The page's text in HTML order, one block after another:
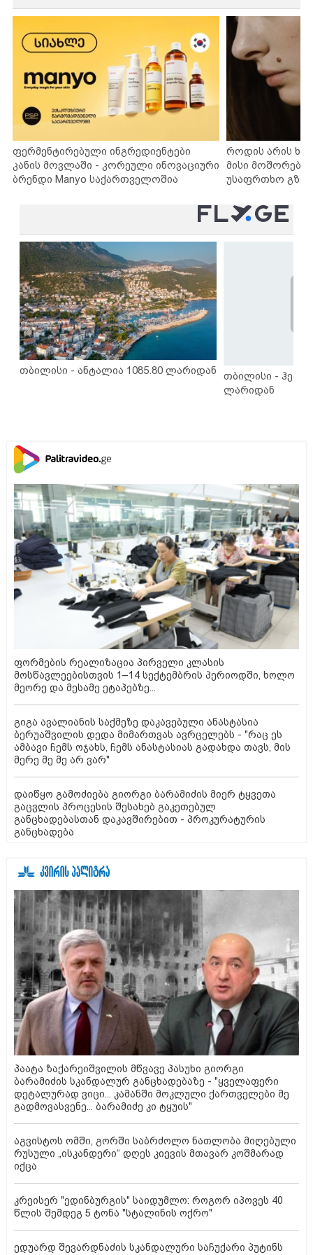
ფერმენტირებული ინგრედიენტები
კანის მოვლაში - კორეული ინოვაციური
ბრენდი Manyo საქართველოშია
როდის არის
მისი
უსაფრთხო
თბილისი - ანტალია 1085.80 ლარიდან
თბილისი -
ლარიდან
ფორმების რეალიზაცია პირველი კლასის
მოსწავლეებისთვის 1–14 სექტემბრის პერიოდში, ხოლო
მეორე და მესამე ეტაპებზე...
გიგა ავალიანის საქმეზე დაკავებული ანასტასია
ბერუაშვილის დედა მიმართვას ავრცელებს - "რაც ეს
ამბავი ჩემს ოჯახს, ჩემს ანასტასიას გადახდა თავს, მის
მერე მე მე არ ვარ"
დაიწყო გამოძიება გიორგი ბარამიძის მიერ ტყვეთა
გაცვლის პროცესის შესახებ გაკეთებულ
განცხადებასთან დაკავშირებით - პროკურატურის
განცხადება
პაატა ზაქარეიშვილის მწვავე პასუხი გიორგი
ბარამიძის სკანდალურ განცხადებაზე - "ყველაფერი
დეტალურად ვიცი... კამანში მოკლული ქართველები მე
გადმოვასვენე... ბარამიძე კი ტყუის"
აგვისტოს ომში, გორში საბრძოლო ნათლობა მიღებული
რუსული „ისკანდერი“ დღეს კიევის მთავარ კოშმარად
იქცა
კრეისერ "ედინბურგის" საიდუმლო: როგორ იპოვეს 40
წლის შემდეგ 5 ტონა "სტალინის ოქრო"
ედუარდ შევარდნაძის სკანდალური საჩუქარი პუტინს